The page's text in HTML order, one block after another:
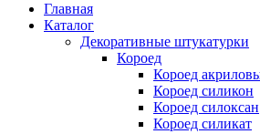
Главная
Каталог
Декоративные штукатурки
Короед
Короед
Короед силикон
Короед силоксан
Короед силикат